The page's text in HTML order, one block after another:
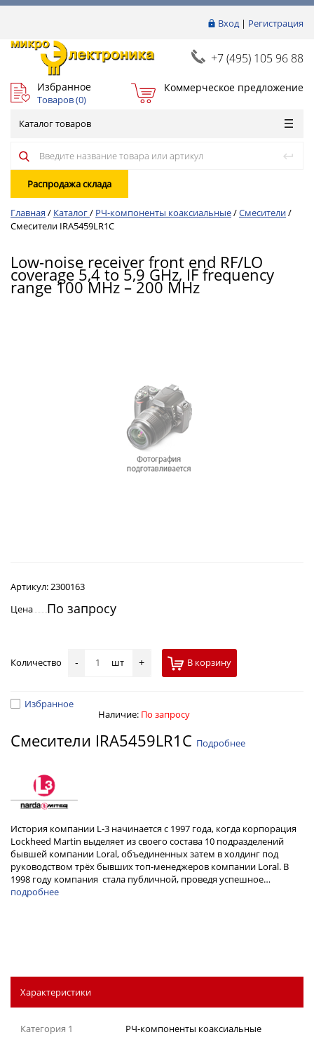
Вход| Регистрация
+7 (495) 105 96 88
Избранное
Товаров (0)
Коммерческое предложение
Каталог товаров
Распродажа склада
Главная / Каталог/ РЧ-компоненты коаксиальные/Смесители/
Смесители IRA5459LR1C
Low-noise receiver front end RF/LO
coverage 5,4 to 5,9 GHz, IF frequency
range 100 MHz – 200 MHz
Артикул:2300163
Цена
По запросу
Количество - шт + В корзину
Избранное
Наличие: По запросу
Смесители IRA5459LR1C Подробнее
История компании L-3 начинается с 1997 года, когда корпорация
Lockheed Martin выделяет из своего состава 10 подразделений
бывшей компании Loral, объединенных затем в холдинг под
руководством трёх бывших топ-менеджеров компании Loral. В
1998 году компания стала публичной, проведя успешное…
подробнее
Характеристики
Категория 1
РЧ-компоненты коаксиальные